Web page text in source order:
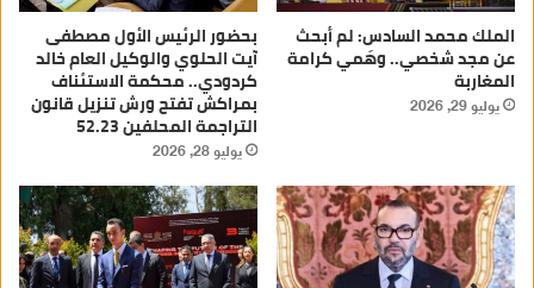
الملك محمد السادس: لم أبحث
عن مجد شخصي.. وهَمي كرامة
المغاربة
يوليو 29, 2026
بحضور الرئيس الأول مصطفى
آيت الحلوي والوكيل العام خالد
كردودي.. محكمة الاستئناف
بمراكش تفتح ورش تنزيل قانون
التراجمة المحلفين 52.23
يوليو 28, 2026